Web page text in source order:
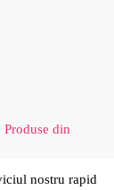
Produse din
nostru rapid